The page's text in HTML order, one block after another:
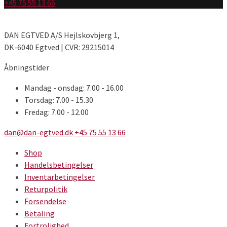
+45 75 55 13 66
DAN EGTVED A/S Hejlskovbjerg 1,
DK-6040 Egtved | CVR: 29215014
Åbningstider
Mandag - onsdag: 7.00 - 16.00
Torsdag: 7.00 - 15.30
Fredag: 7.00 - 12.00
dan@dan-egtved.dk +45 75 55 13 66
Shop
Handelsbetingelser
Inventarbetingelser
Returpolitik
Forsendelse
Betaling